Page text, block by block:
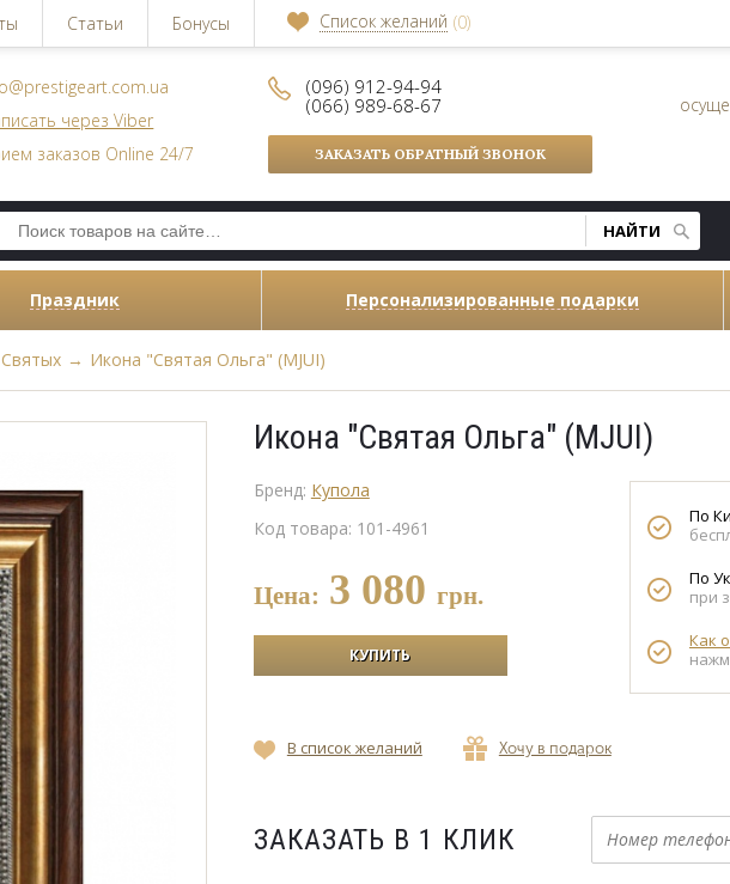
Статьи Бонусы Список желаний (0)
через Viber
заказов Online 24/7
(096) 912-94-94
(066) 989-68-67
ЗАКАЗАТЬ ОБРАТНЫЙ ЗВОНОК
Праздник Персонализированные подарки
→ Икона "Святая Ольга" (MJUI)
Икона "Святая Ольга" (MJUI)
Бренд: Купола
Код товара: 101-4961
Цена: 3 080 грн.
По
По
при
Как
В список желаний Хочу в подарок
ЗАКАЗАТЬ В 1 КЛИК